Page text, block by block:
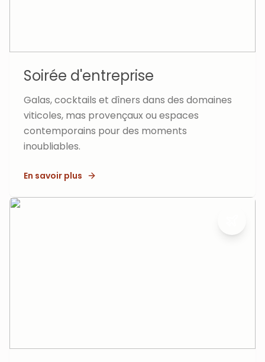
Soirée d'entreprise
Galas, cocktails et dîners dans des domaines
viticoles, mas provençaux ou espaces
contemporains pour des moments
inoubliables.
En savoir plus